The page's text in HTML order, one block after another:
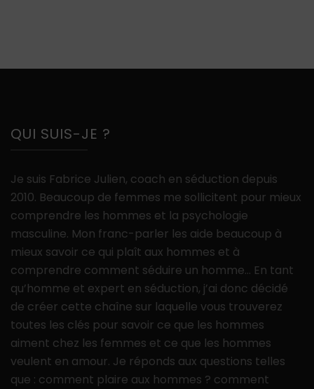
QUI SUIS-JE ?
Je suis Fabrice Julien, coach en séduction depuis
2010. Beaucoup de femmes me sollicitent pour mieux
comprendre les hommes et la psychologie
masculine. Mon franc-parler les aide beaucoup à
mieux savoir ce qui plaît aux hommes et à
comprendre comment séduire un homme… En tant
qu’homme et expert en séduction, j’ai donc décidé
de créer cette chaîne sur laquelle vous trouverez
toutes les clés pour savoir ce que les hommes
aiment chez les femmes et ce que les hommes
veulent en amour. Je réponds aux questions telles
que : comment plaire aux hommes ? comment